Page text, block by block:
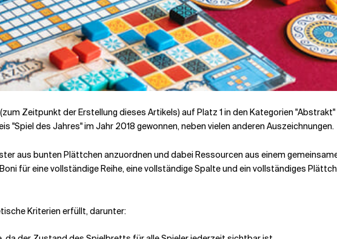
(zum Zeitpunkt der Erstellung dieses Artikels) auf Platz 1 in den Kategorien
des Jahres" im Jahr 2018 gewonnen, neben vielen anderen Auszeichnungen.
aus bunten Plättchen anzuordnen und dabei Ressourcen aus einem
für eine vollständige Reihe, eine vollständige Spalte und ein vollständiges
Kriterien erfüllt, darunter: